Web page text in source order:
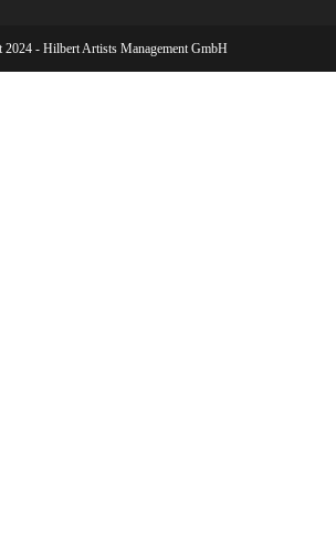
2024 - Hilbert Artists Management GmbH